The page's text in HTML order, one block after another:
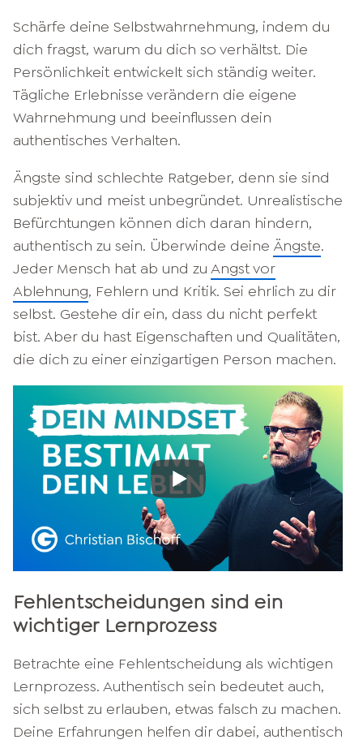
Schärfe deine Selbstwahrnehmung, indem du
dich fragst, warum du dich so verhältst. Die
Persönlichkeit entwickelt sich ständig weiter.
Tägliche Erlebnisse verändern die eigene
Wahrnehmung und beeinflussen dein
authentisches Verhalten.
Ängste sind schlechte Ratgeber, denn sie sind
subjektiv und meist unbegründet. Unrealistische
Befürchtungen können dich daran hindern,
authentisch zu sein. Überwinde deine Ängste.
Jeder Mensch hat ab und zu Angst vor
Ablehnung, Fehlern und Kritik. Sei ehrlich zu dir
selbst. Gestehe dir ein, dass du nicht perfekt
bist. Aber du hast Eigenschaften und Qualitäten,
die dich zu einer einzigartigen Person machen.
Fehlentscheidungen sind ein
wichtiger Lernprozess
Betrachte eine Fehlentscheidung als wichtigen
Lernprozess. Authentisch sein bedeutet auch,
sich selbst zu erlauben, etwas falsch zu machen.
Deine Erfahrungen helfen dir dabei, authentisch